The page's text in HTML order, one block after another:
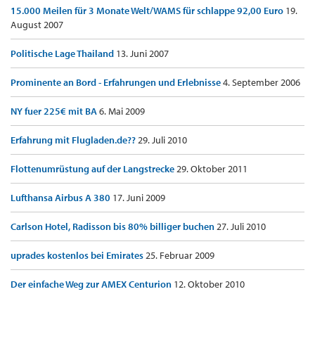
15.000 Meilen für 3 Monate Welt/WAMS für schlappe 92,00 Euro 19.
August 2007
Politische Lage Thailand 13. Juni 2007
Prominente an Bord - Erfahrungen und Erlebnisse4. September 2006
NY fuer 225€ mit BA6. Mai 2009
Erfahrung mit Flugladen.de??29. Juli 2010
Flottenumrüstung auf der Langstrecke29. Oktober 2011
Lufthansa Airbus A 380 17. Juni 2009
Carlson Hotel, Radisson bis 80% billiger buchen27. Juli 2010
uprades kostenlos bei Emirates25. Februar 2009
Der einfache Weg zur AMEX Centurion 12. Oktober 2010